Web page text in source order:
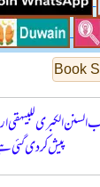
Book
السنن الكبرى
پیش کر دی گئی